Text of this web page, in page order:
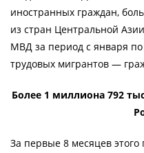
иностранных граждан,
из стран Центральной
МВД за период с января по
трудовых мигрантов —
Более 1 миллиона 792
За первые 8 месяцев